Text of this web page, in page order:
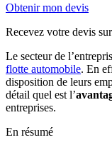
Obtenir mon devis
Recevez votre devis
Le secteur de
flotte automobile. En
disposition de leurs
détail quel est l’
entreprises.
En résumé